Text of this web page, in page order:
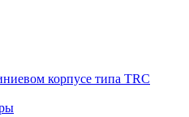
корпусе типа TRC